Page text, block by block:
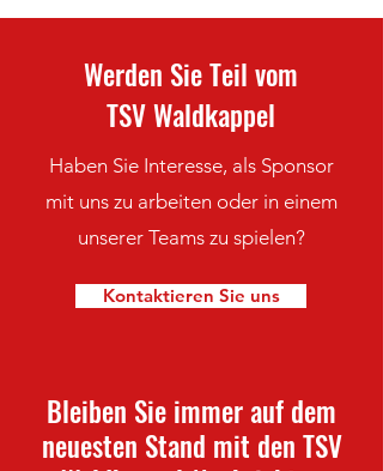
Werden Sie Teil vom
TSV Waldkappel
Haben Sie Interesse, als Sponsor
mit uns zu arbeiten oder in einem
unserer Teams zu spielen?
Kontaktieren Sie uns
Bleiben Sie immer auf dem
neuesten Stand mit den TSV